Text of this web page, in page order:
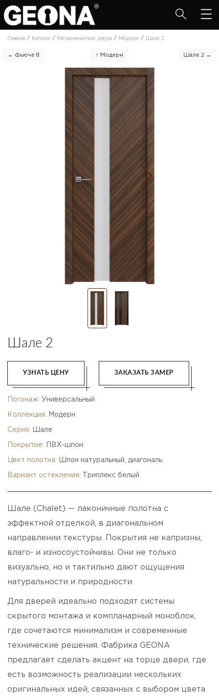
Главная / Каталог / Межкомнатные двери / Модерн / Шале 2
← Фьюче 8 ↑ Модерн Шале 2 →
Шале 2
УЗНАТЬ ЦЕНУ ЗАКАЗАТЬ ЗАМЕР
Погонаж: Универсальный
Коллекция: Модерн
Серия: Шале
Покрытие: ПВХ-шпон
Цвет полотна: Шпон натуральный, диагональ
Вариант остекления: Триплекс белый
Шале (Chalet) — лаконичные полотна с
эффектной отделкой, в диагональном
направлении текстуры. Покрытия не капризны,
влаго- и износоустойчивы. Они не только
визуально, но и тактильно дают ощущения
натуральности и природности.
Для дверей идеально подходят системы
скрытого монтажа и компланарный моноблок,
где сочетаются минимализм и современные
технические решения. Фабрика GEONA
предлагает сделать акцент на торце двери, где
есть возможность реализации нескольких
оригинальных идей, связанных с выбором цвета